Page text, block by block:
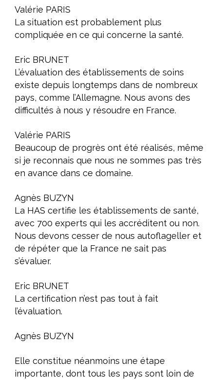
Valérie PARIS
La situation est probablement plus
compliquée en ce qui concerne la santé.
Eric BRUNET
L’évaluation des établissements de soins
existe depuis longtemps dans de nombreux
pays, comme l’Allemagne. Nous avons des
difficultés à nous y résoudre en France.
Valérie PARIS
Beaucoup de progrès ont été réalisés, même
si je reconnais que nous ne sommes pas très
en avance dans ce domaine.
Agnès BUZYN
La HAS certifie les établissements de santé,
avec 700 experts qui les accréditent ou non.
Nous devons cesser de nous autoflageller et
de répéter que la France ne sait pas
s’évaluer.
Eric BRUNET
La certification n’est pas tout à fait
l’évaluation.
Agnès BUZYN
Elle constitue néanmoins une étape
importante, dont tous les pays sont loin de